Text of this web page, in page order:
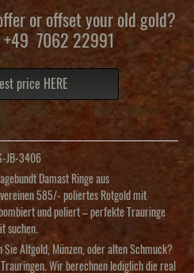
or offset your old gold?
7062 22991
price HERE
JB-3406
Damast Ringe aus
vereinen 585/- poliertes Rotgold mit
und poliert – perfekte Trauringe
suchen.
Sie Altgold, Münzen, oder alten Schmuck?
Wir berechnen lediglich die real